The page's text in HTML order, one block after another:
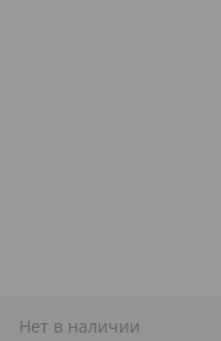
Нет в наличии